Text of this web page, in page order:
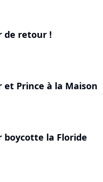
de retour !
et Prince à la Maison
boycotte la Floride